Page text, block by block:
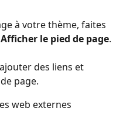
à votre thème, faites
Afficher le pied de page.
des liens et
page.
web externes